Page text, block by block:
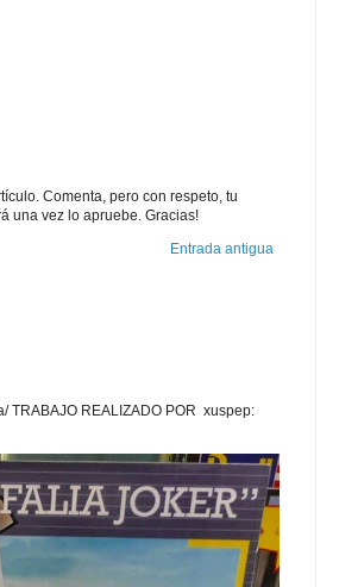
Comenta, pero con respeto, tu
una vez lo apruebe. Gracias!
Entrada antigua
TRABAJO REALIZADO POR xuspep: